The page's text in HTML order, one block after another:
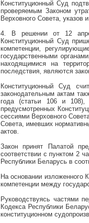
Конституционный Суд
проверяемым Законом
Верховного Совета, указов
4. В решении от 12
Конституционный Суд
компетенции,
государственными
находящимися на
последствия, являются
Конституционный Суд
законодательным актам
года (статьи 106 и 108),
предусмотренных
сессиями Верховного
Совета, имевших
актов.
Закон принят Палатой
соответствии с пунктом 2
Республики Беларусь в
На основании изложенного
компетенции между
Руководствуясь частями
Кодекса Республики
конституционном